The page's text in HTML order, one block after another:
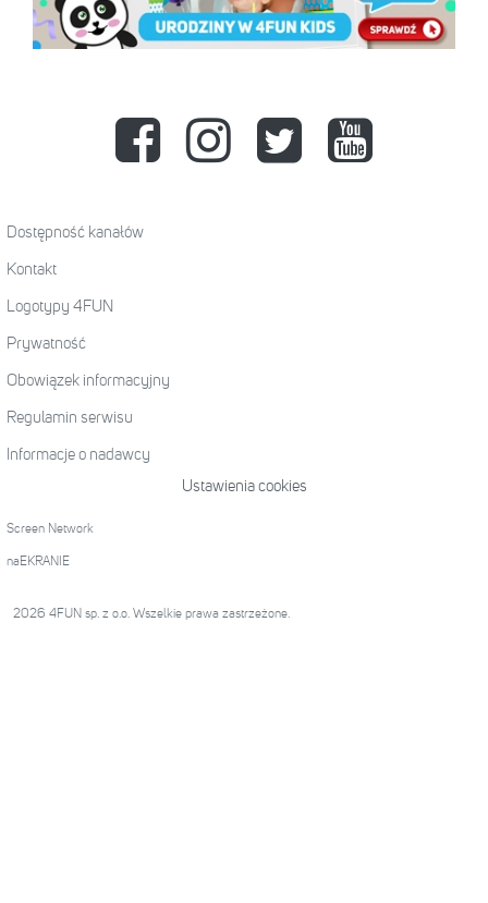
Dostępność kanałów
Kontakt
Logotypy 4FUN
Prywatność
Obowiązek informacyjny
Regulamin serwisu
Informacje o nadawcy
Ustawienia cookies
Screen Network
naEKRANIE
2026 4FUN sp. z o.o. Wszelkie prawa zastrzeżone.